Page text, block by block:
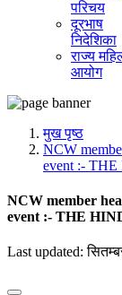
परिचय
दूरभाष
निदेशिका
राज्य
आयोग
मुख पृष्ठ
NCW
event :-
NCW member
event :- THE
Last updated: